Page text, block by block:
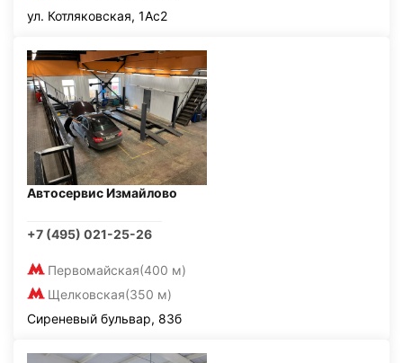
ул. Котляковская, 1Ас2
Автосервис Измайлово
+7 (495) 021-25-26
Первомайская(400 м)
Щелковская(350 м)
Сиреневый бульвар, 83б